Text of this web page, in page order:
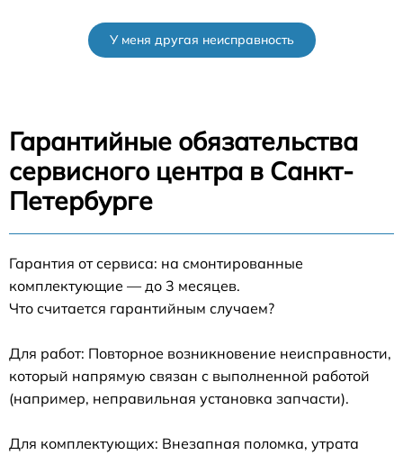
У меня другая неисправность
Гарантийные обязательства
сервисного центра в Санкт-
Петербурге
Гарантия от сервиса: на смонтированные
комплектующие — до 3 месяцев.
Что считается гарантийным случаем?
Для работ: Повторное возникновение неисправности,
который напрямую связан с выполненной работой
(например, неправильная установка запчасти).
Для комплектующих: Внезапная поломка, утрата